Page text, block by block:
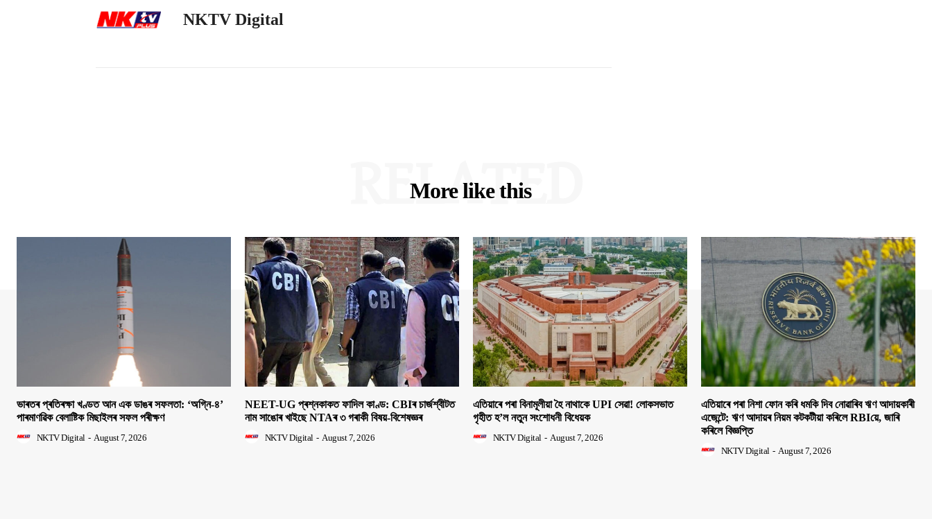
NKTV Digital
More like this
RELATED
ভাৰতৰ প্ৰতিৰক্ষা খণ্ডত আন এক ডাঙৰ সফলতা: ‘অগ্নি-৪’
পাৰমাণৱিক বেলাষ্টিক মিছাইলৰ সফল পৰীক্ষণ
NKTV Digital - August 7, 2026
NEET-UG প্ৰশ্নকাকত ফাদিল কাণ্ড: CBIৰ চাৰ্জশ্বীটত
নাম সাঙোৰ খাইছে NTAৰ ৩ গৰাকী বিষয়-বিশেষজ্ঞৰ
NKTV Digital - August 7, 2026
এতিয়াৰে পৰা বিনামূলীয়া হৈ নাথাকে UPI সেৱা! লোকসভাত
গৃহীত হ’ল নতুন সংশোধনী বিধেয়ক
NKTV Digital - August 7, 2026
এতিয়াৰে পৰা নিশা ফোন কৰি ধমকি দিব নোৱাৰিব ঋণ আদায়কাৰী
এজেন্টে: ঋণ আদায়ৰ নিয়ম কটকটীয়া কৰিলে RBIয়ে, জাৰি
কৰিলে বিজ্ঞপ্তি
NKTV Digital - August 7, 2026